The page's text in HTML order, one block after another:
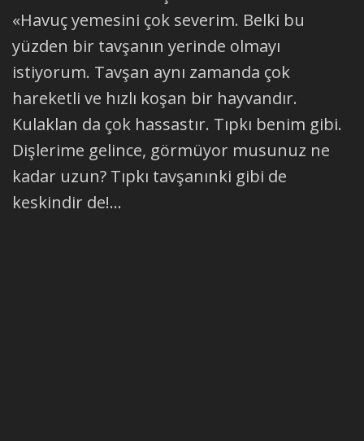
«Havuç yemesini çok severim. Belki bu
yüzden bir tavşanın yerinde olmayı
istiyorum. Tavşan aynı zamanda çok
hareketli ve hızlı koşan bir hayvandır.
Kulaklan da çok hassastır. Tıpkı benim gibi.
Dişlerime gelince, görmüyor musunuz ne
kadar uzun? Tıpkı tavşanınki gibi de
keskindir de!...